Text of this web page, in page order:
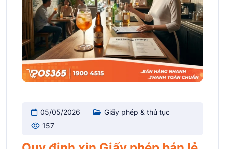
05/05/2026
Giấy phép & thủ tục
157